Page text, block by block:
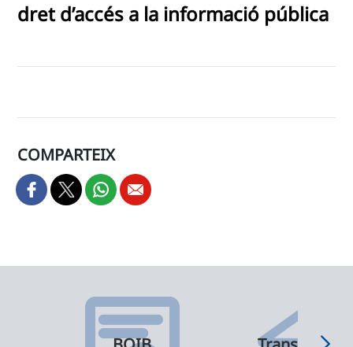
dret d’accés a la informació pública
COMPARTEIX